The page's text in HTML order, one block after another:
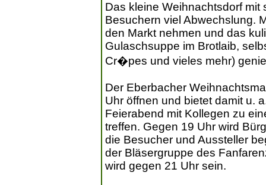
Das kleine Weihnachtsdorf
Besuchern viel Abwechslung.
den Markt nehmen und das
Gulaschsuppe im Brotlaib,
Cr�pes und vieles mehr)
Der Eberbacher
Uhr öffnen und bietet damit u.
Feierabend mit Kollegen zu
treffen. Gegen 19 Uhr wird
die Besucher und Aussteller
der Bläsergruppe des
wird gegen 21 Uhr sein.